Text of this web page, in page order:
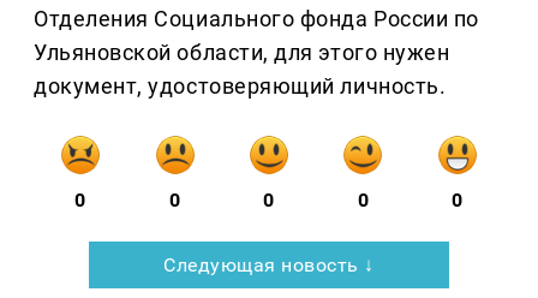
Отделения Социального фонда России по
Ульяновской области, для этого нужен
документ, удостоверяющий личность.
0 0 0 0 0
Следующая новость ↓